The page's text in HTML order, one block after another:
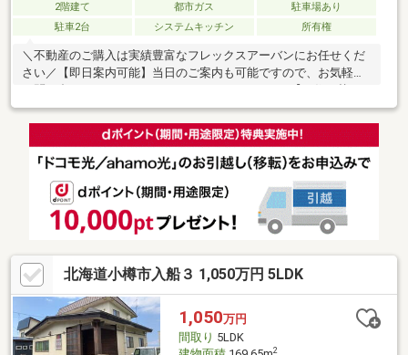
2階建て 都市ガス
駐車場あり
駐車2台
システムキッチン 所有権
＼不動産のご購入は実績豊富なフレックスアーバンにお任せくだ
さい／【即日案内可能】当日のご案内も可能ですので、お気軽に
特典対象物件】詳細はプレゼント情報欄をご覧ください！【物件
詳細】●内装一部リフォーム済み・1階フロアタイル上貼り・CF貼
替・クロス一部貼替●外構工事済み●物置付き●人気の対面キッチ
ン●経済的な都市ガス採用●ハウスクリーニング実施済み●バス停
本記載の土地面積は268.16㎡ですが、有効宅地面積は204.3㎡
北海道小樽市入船３ 1,050万円 5LDK
1,050万円
間取り 5LDK
2